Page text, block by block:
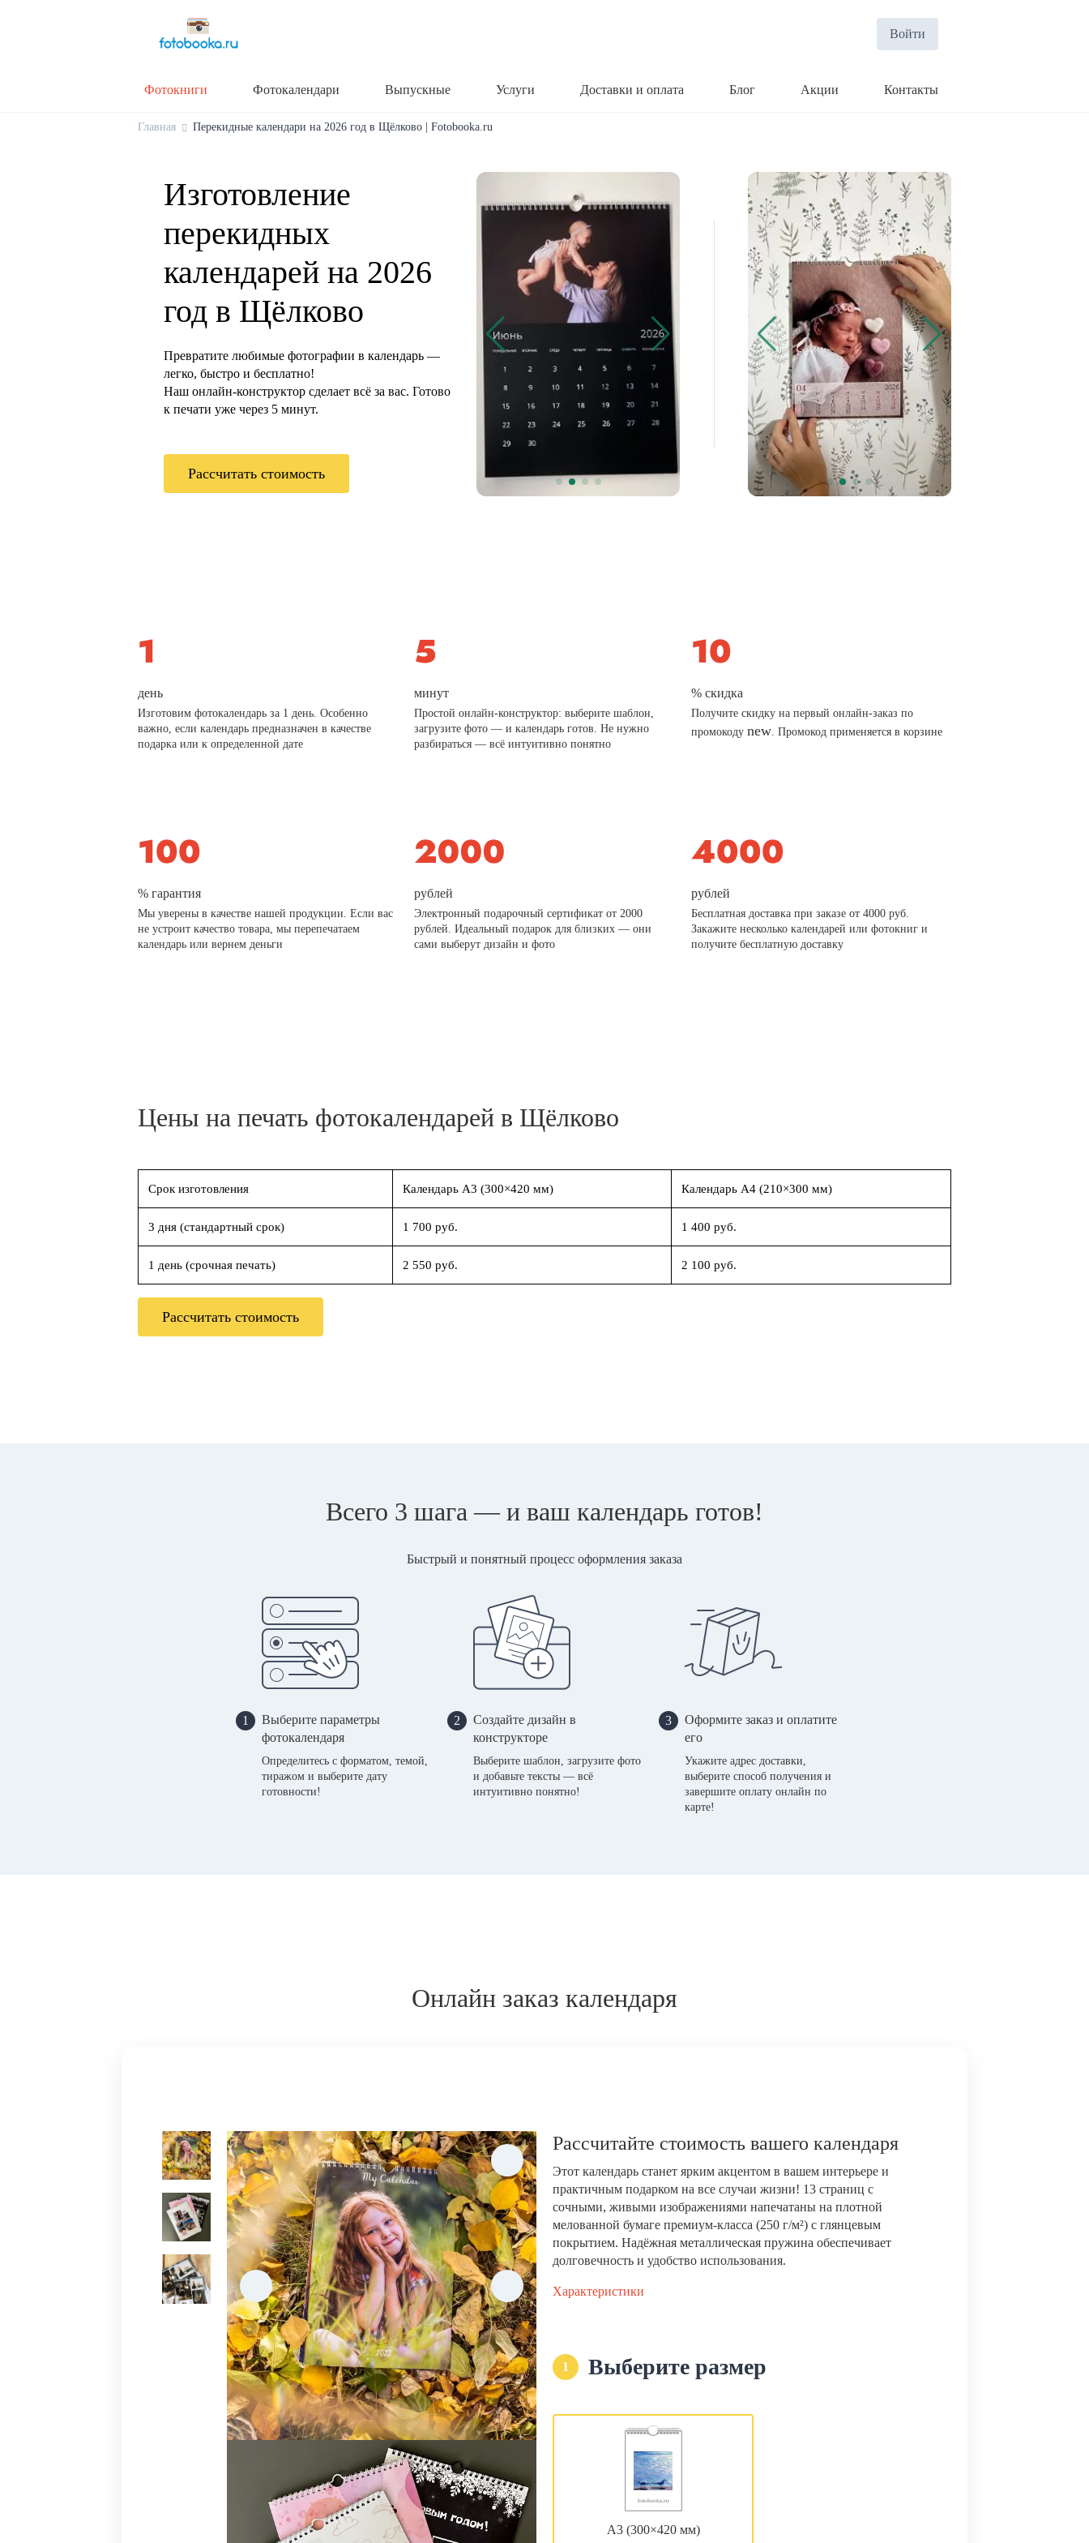
Войти
Фотокниги Фотокалендари Выпускные Услуги Доставки и оплата Блог Акции Контакты
Главная Перекидные календари на 2026 год в Щёлково | Fotobooka.ru
Изготовление
перекидных
календарей на 2026
год в Щёлково
Превратите любимые фотографии в календарь —
легко, быстро и бесплатно!
Наш онлайн-конструктор сделает всё за вас. Готово
к печати уже через 5 минут.
Рассчитать стоимость
день
Изготовим фотокалендарь за 1 день. Особенно
важно, если календарь предназначен в качестве
подарка или к определенной дате
минут
Простой онлайн-конструктор: выберите шаблон,
загрузите фото — и календарь готов. Не нужно
разбираться — всё интуитивно понятно
% скидка
Получите скидку на первый онлайн-заказ по
промокоду new. Промокод применяется в корзине
% гарантия
Мы уверены в качестве нашей продукции. Если вас
не устроит качество товара, мы перепечатаем
календарь или вернем деньги
рублей
Электронный подарочный сертификат от 2000
рублей. Идеальный подарок для близких — они
сами выберут дизайн и фото
рублей
Бесплатная доставка при заказе от 4000 руб.
Закажите несколько календарей или фотокниг и
получите бесплатную доставку
Цены на печать фотокалендарей в Щёлково
Срок изготовления Календарь А3 (300×420 мм) Календарь А4 (210×300 мм)
3 дня (стандартный срок) 1 700 руб. 1 400 руб.
1 день (срочная печать) 2 550 руб. 2 100 руб.
Рассчитать стоимость
Всего 3 шага — и ваш календарь готов!
Быстрый и понятный процесс оформления заказа
1
Выберите параметры
фотокалендаря
Определитесь с форматом, темой,
тиражом и выберите дату
готовности!
2
Создайте дизайн в
конструкторе
Выберите шаблон, загрузите фото
и добавьте тексты — всё
интуитивно понятно!
3
Оформите заказ и оплатите
его
Укажите адрес доставки,
выберите способ получения и
завершите оплату онлайн по
карте!
Онлайн заказ календаря
Рассчитайте стоимость вашего календаря
Этот календарь станет ярким акцентом в вашем интерьере и
практичным подарком на все случаи жизни! 13 страниц с
сочными, живыми изображениями напечатаны на плотной
мелованной бумаге премиум-класса (250 г/м²) с глянцевым
покрытием. Надёжная металлическая пружина обеспечивает
долговечность и удобство использования.
Характеристики
1 Выберите размер
А3 (300×420 мм)